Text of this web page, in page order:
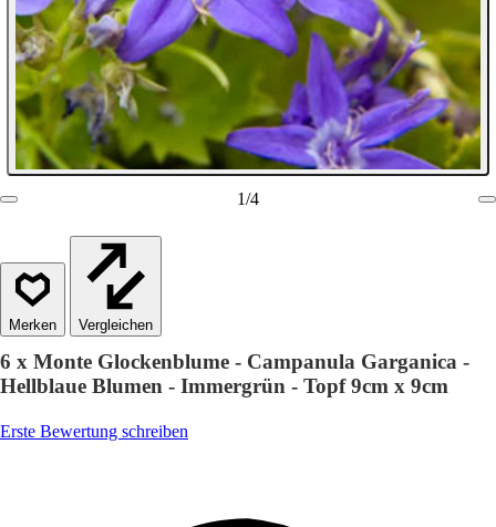
1/4
Vergleichen
6 x Monte Glockenblume - Campanula Garganica -
Hellblaue Blumen - Immergrün - Topf 9cm x 9cm
Erste Bewertung schreiben